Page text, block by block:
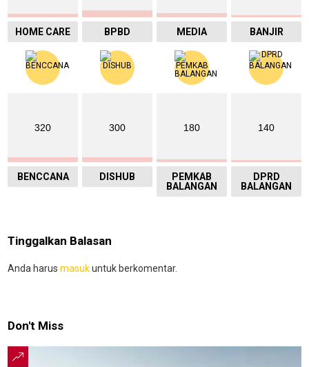
HOME CARE BPBD MEDIA BANJIR
320
BENCCANA
300
DISHUB
180
PEMKAB
BALANGAN
140
DPRD
BALANGAN
Tinggalkan Balasan
Anda harus masukuntuk berkomentar.
Don't Miss